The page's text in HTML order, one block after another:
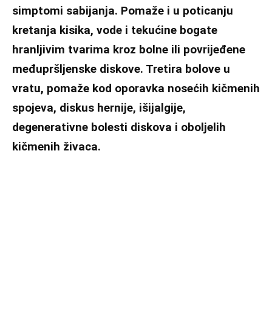
simptomi sabijanja. Pomaže i u poticanju
kretanja kisika, vode i tekućine bogate
hranljivim tvarima kroz bolne ili povrijeđene
međupršljenske diskove. Tretira bolove u
vratu, pomaže kod oporavka nosećih kičmenih
spojeva, diskus hernije, išijalgije,
degenerativne bolesti diskova i oboljelih
kičmenih živaca.